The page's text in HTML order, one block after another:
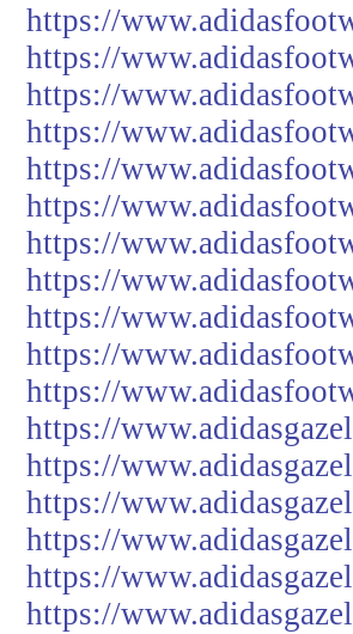
https://
https://
https://
https://
https://
https://
https://
https://
https://
https://
https://
https://
https://
https://
https://
https://
https://